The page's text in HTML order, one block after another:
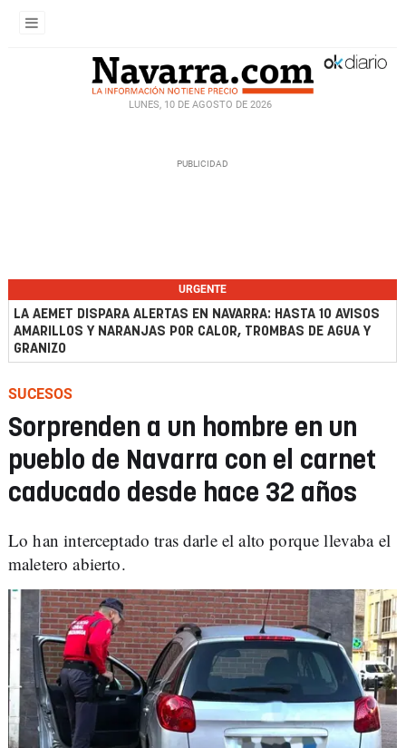
LUNES, 10 DE AGOSTO DE 2026
URGENTE
LA AEMET DISPARA ALERTAS EN NAVARRA: HASTA 10 AVISOS
AMARILLOS Y NARANJAS POR CALOR, TROMBAS DE AGUA Y
GRANIZO
SUCESOS
Sorprenden a un hombre en un
pueblo de Navarra con el carnet
caducado desde hace 32 años
Lo han interceptado tras darle el alto porque llevaba el
maletero abierto.